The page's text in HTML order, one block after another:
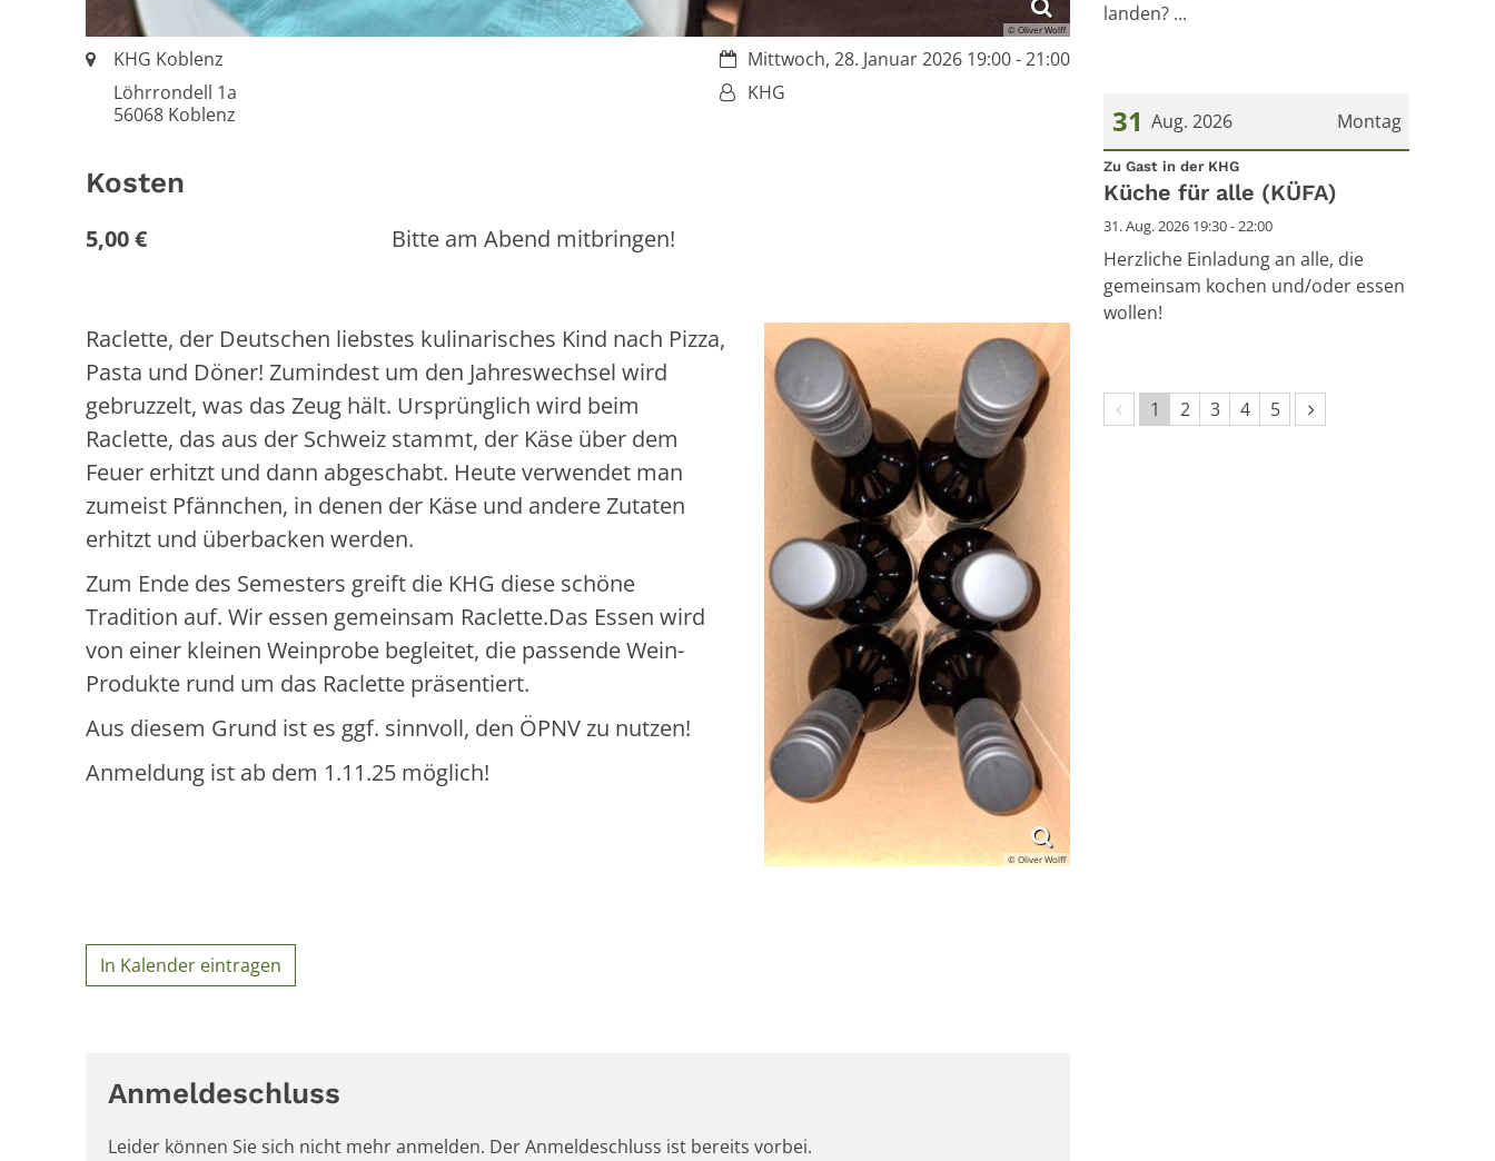
© Oliver Wolff
Datum:Mittwoch, 28. Januar 2026 19:00 - 21:00
Von:KHG
Ort:KHG Koblenz
Löhrrondell 1a
56068 Koblenz
Kosten
5,00 € Bitte am Abend mitbringen!
© Oliver Wolff
Raclette, der Deutschen liebstes kulinarisches Kind nach Pizza,
Pasta und Döner! Zumindest um den Jahreswechsel wird
gebruzzelt, was das Zeug hält. Ursprünglich wird beim
Raclette, das aus der Schweiz stammt, der Käse über dem
Feuer erhitzt und dann abgeschabt. Heute verwendet man
zumeist Pfännchen, in denen der Käse und andere Zutaten
erhitzt und überbacken werden.
Zum Ende des Semesters greift die KHG diese schöne
Tradition auf. Wir essen gemeinsam Raclette.Das Essen wird
von einer kleinen Weinprobe begleitet, die passende Wein-
Produkte rund um das Raclette präsentiert.
Aus diesem Grund ist es ggf. sinnvoll, den ÖPNV zu nutzen!
Anmeldung ist ab dem 1.11.25 möglich!
In Kalender eintragen
Anmeldeschluss
Leider können Sie sich nicht mehr anmelden. Der Anmeldeschluss ist bereits vorbei.
landen? ...
Montag
31 Aug. 2026
Datum: 31. August 2026
Zu Gast in der KHG:
Küche für alle (KÜFA)
31. Aug. 2026 19:30 - 22:00
Herzliche Einladung an alle, die
gemeinsam kochen und/oder essen
wollen!
Vorherige Seite
1 2 3 4 5 Nächste Seite